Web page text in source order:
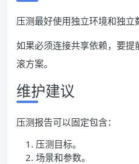
压测最好使用独立环境和独立
如果必须连接共享依赖，要
滚方案。
维护建议
压测报告可以固定包含：
压测目标。
场景和参数。